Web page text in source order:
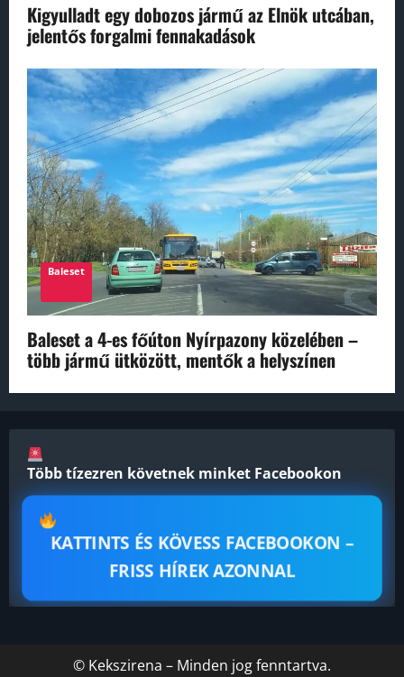
Kigyulladt egy dobozos jármű az Elnök utcában,
jelentős forgalmi fennakadások
Baleset
Baleset a 4-es főúton Nyírpazony közelében –
több jármű ütközött, mentők a helyszínen
Több tízezren követnek minket Facebookon
KATTINTS ÉS KÖVESS FACEBOOKON –
FRISS HÍREK AZONNAL
© Kekszirena – Minden jog fenntartva.